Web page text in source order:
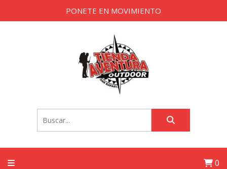
PONETE EN MOVIMIENTO
0